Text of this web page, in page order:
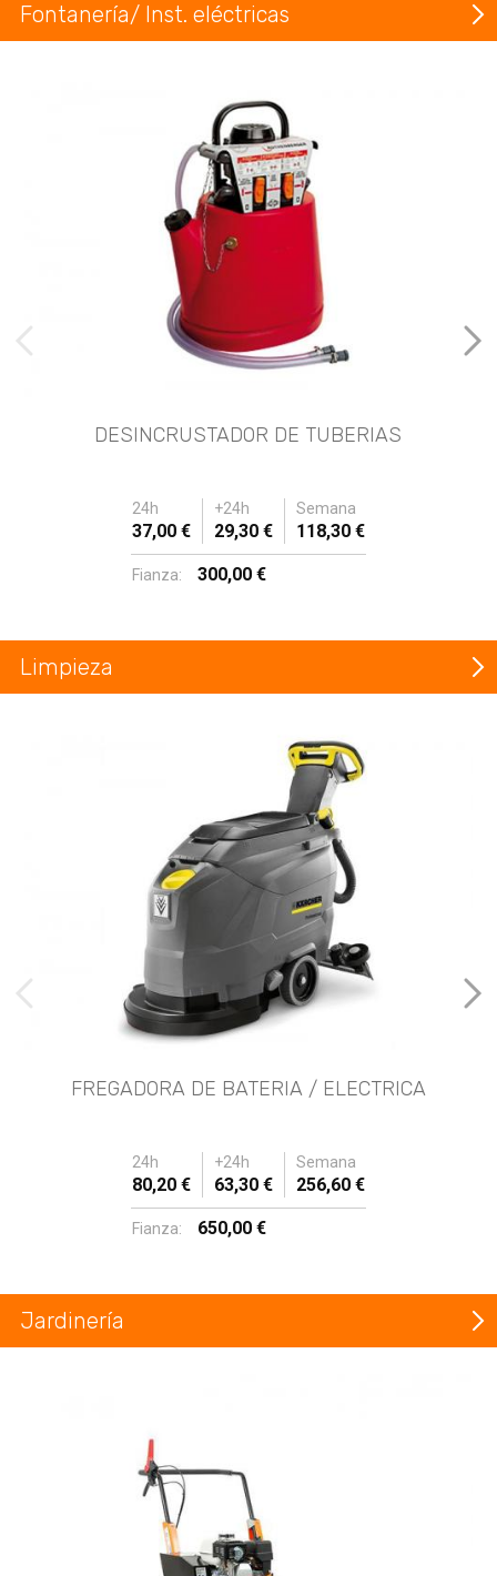
Fontanería/ Inst. eléctricas
DESINCRUSTADOR DE TUBERIAS
24h +24h Semana
37,00 € 29,30 € 118,30 €
Fianza: 300,00 €
imágenes anteriores
Limpieza
FREGADORA DE BATERIA / ELECTRICA
24h +24h Semana
80,20 € 63,30 € 256,60 €
Fianza: 650,00 €
imágenes anteriores
Jardinería